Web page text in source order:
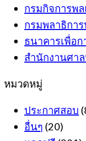
กรมกิจการพ
กรมพลาธิกา
ธนาคารเพื่อ
สำนักงานศา
หมวดหมู่
ประกาศสอบ
อื่นๆ (20)